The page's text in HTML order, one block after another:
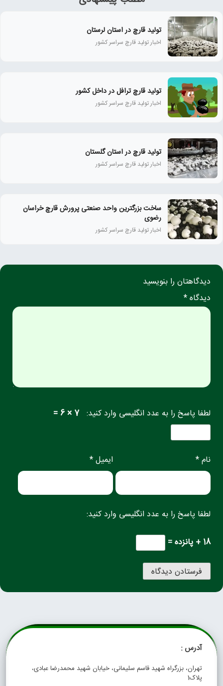
تولید قارچ در استان لرستان
اخبار تولید قارچ سراسر کشور
تولید قارچ ترافل در داخل کشور
اخبار تولید قارچ سراسر کشور
تولید قارچ در استان گلستان
اخبار تولید قارچ سراسر کشور
ساخت بزرگترین واحد صنعتی پرورش قارچ خراسان
رضوی
اخبار تولید قارچ سراسر کشور
دیدگاهتان را بنویسید
دیدگاه *
لطفا پاسخ را به عدد انگلیسی وارد کنید: 7 × 6 =
نام * ایمیل *
لطفا پاسخ را به عدد انگلیسی وارد کنید:
18 + پانزده =
آدرس :
تهران، بزرگراه شهید قاسم سلیمانی، خیابان شهید محمدرضا عبادی،
پلاک1